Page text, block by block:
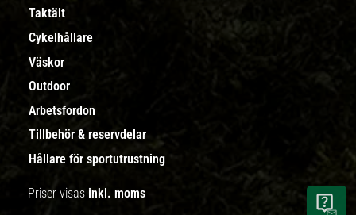
Taktält
Cykelhållare
Väskor
Outdoor
Arbetsfordon
Tillbehör & reservdelar
Hållare för sportutrustning
Priser visas inkl. moms